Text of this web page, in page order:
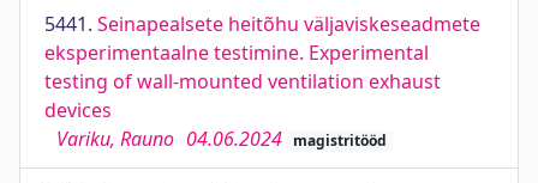
5441. Seinapealsete heitõhu väljaviskeseadmete
eksperimentaalne testimine. Experimental
testing of wall-mounted ventilation exhaust
devices
Variku, Rauno 04.06.2024 magistritööd